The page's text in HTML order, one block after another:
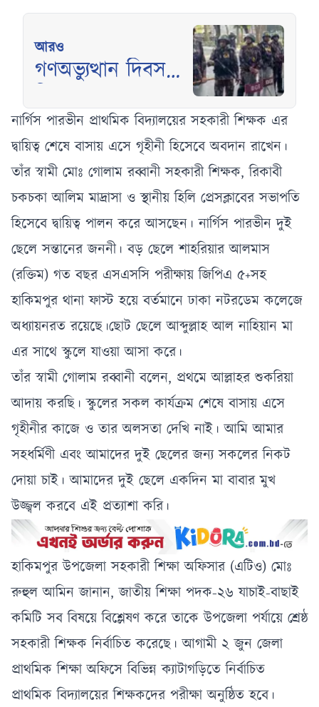
আরও
গণঅভ্যুত্থান দিবস
কঠোর নিরাপত্তা
বলয়ে প্রশাসন
নার্গিস পারভীন প্রাথমিক বিদ্যালয়ের সহকারী শিক্ষক এর
দ্বায়িত্ব শেষে বাসায় এসে গৃহীনী হিসেবে অবদান রাখেন।
তাঁর স্বামী মোঃ গোলাম রব্বানী সহকারী শিক্ষক, রিকাবী
চকচকা আলিম মাদ্রাসা ও স্থানীয় হিলি প্রেসক্লাবের সভাপতি
হিসেবে দ্বায়িত্ব পালন করে আসছেন। নার্গিস পারভীন দুই
ছেলে সন্তানের জননী। বড় ছেলে শাহরিয়ার আলমাস
(রক্তিম) গত বছর এসএসসি পরীক্ষায় জিপিএ ৫+সহ
হাকিমপুর থানা ফাস্ট হয়ে বর্তমানে ঢাকা নটরডেম কলেজে
অধ্যায়নরত রয়েছে।ছোট ছেলে আব্দুল্লাহ আল নাহিয়ান মা
এর সাথে স্কুলে যাওয়া আসা করে।
তাঁর স্বামী গোলাম রব্বানী বলেন, প্রথমে আল্লাহর শুকরিয়া
আদায় করছি। স্কুলের সকল কার্যক্রম শেষে বাসায় এসে
গৃহীনীর কাজে ও তার অলসতা দেখি নাই। আমি আমার
সহধর্মিণী এবং আমাদের দুই ছেলের জন্য সকলের নিকট
দোয়া চাই। আমাদের দুই ছেলে একদিন মা বাবার মুখ
উজ্জ্বল করবে এই প্রত্যাশা করি।
হাকিমপুর উপজেলা সহকারী শিক্ষা অফিসার (এটিও) মোঃ
রুহুল আমিন জানান, জাতীয় শিক্ষা পদক-২৬ যাচাই-বাছাই
কমিটি সব বিষয়ে বিশ্লেষণ করে তাকে উপজেলা পর্যায়ে শ্রেষ্ঠ
সহকারী শিক্ষক নির্বাচিত করেছে। আগামী ২ জুন জেলা
প্রাথমিক শিক্ষা অফিসে বিভিন্ন ক্যাটাগড়িতে নির্বাচিত
প্রাথমিক বিদ্যালয়ের শিক্ষকদের পরীক্ষা অনুষ্ঠিত হবে।